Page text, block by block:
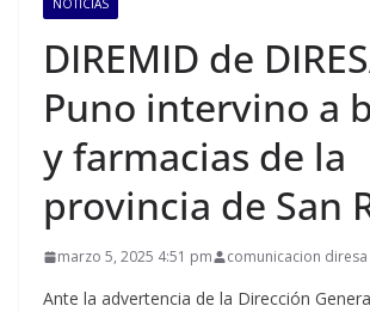
NOTICIAS
DIREMID de
Puno intervino a
y farmacias de la
provincia de San
marzo 5, 2025 4:51 pm comunicacion diresa
Ante la advertencia de la Dirección